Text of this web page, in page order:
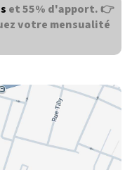
et 55% d'apport. 👉
votre mensualité